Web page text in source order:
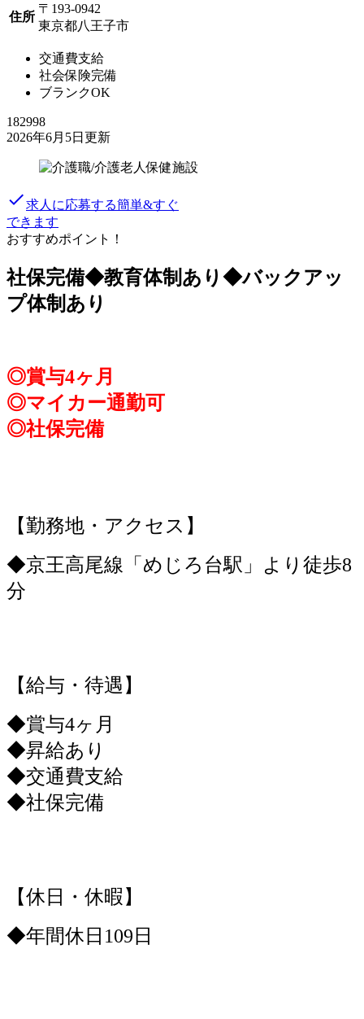
住所
〒193-0942
東京都八王子市
交通費支給
社会保険完備
ブランクOK
182998
2026年6月5日更新
done求人に応募する簡単&すぐ
できます
おすすめポイント！
社保完備◆教育体制あり◆バックアッ
プ体制あり
◎賞与4ヶ月
◎マイカー通勤可
◎社保完備
【勤務地・アクセス】
◆京王高尾線「めじろ台駅」より徒歩8
分
【給与・待遇】
◆賞与4ヶ月
◆昇給あり
◆交通費支給
◆社保完備
【休日・休暇】
◆年間休日109日